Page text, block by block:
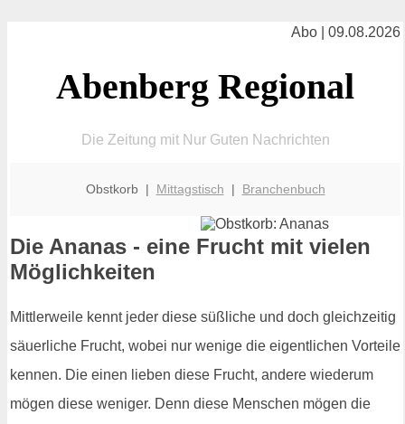
Abo | 09.08.2026
Abenberg Regional
Die Zeitung mit Nur Guten Nachrichten
Obstkorb | Mittagstisch | Branchenbuch
Die Ananas - eine Frucht mit vielen
Möglichkeiten
Mittlerweile kennt jeder diese süßliche und doch gleichzeitig
säuerliche Frucht, wobei nur wenige die eigentlichen Vorteile
kennen. Die einen lieben diese Frucht, andere wiederum
mögen diese weniger. Denn diese Menschen mögen die